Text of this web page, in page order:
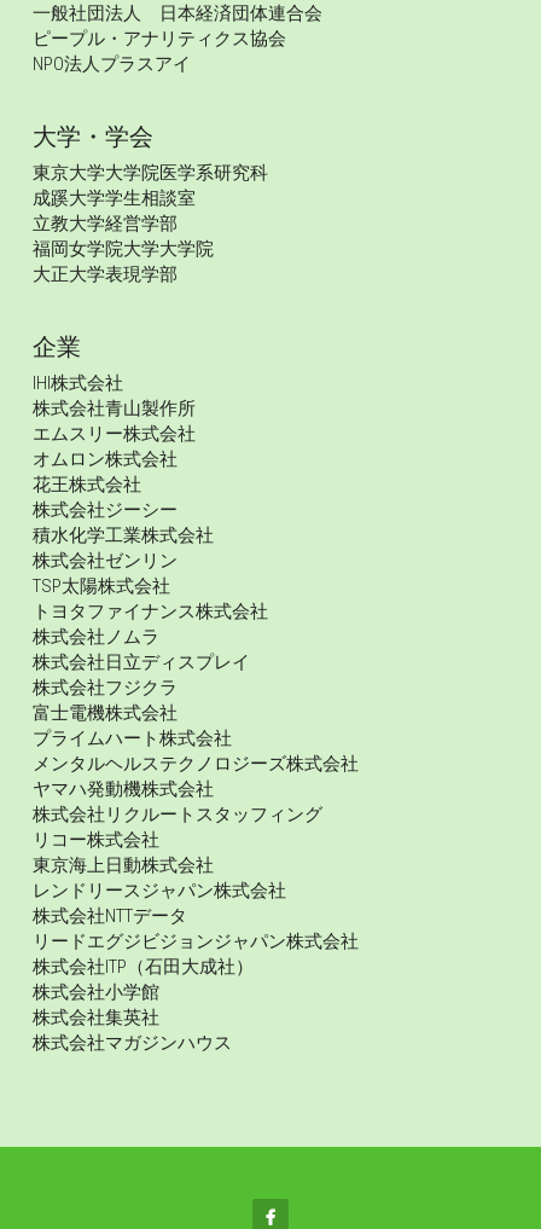
一般社団法人　日本経済団体連合会
ピープル・アナリティクス協会
NPO法人プラスアイ
大学・学会
東京大学大学院医学系研究科
成蹊大学学生相談室
立教大学経営学部
福岡女学院大学大学院
大正大学表現学部
企業
IHI株式会社
株式会社青山製作所
エムスリー株式会社
オムロン株式会社
花王株式会社
株式会社ジーシー
積水化学工業株式会社
株式会社ゼンリン
TSP太陽株式会社
トヨタファイナンス株式会社
株式会社ノムラ
株式会社日立ディスプレイ
株式会社フジクラ
富士電機株式会社
プライムハート株式会社
メンタルヘルステクノロジーズ株式会社
ヤマハ発動機株式会社
株式会社リクルートスタッフィング
リコー株式会社
東京海上日動株式会社
レンドリースジャパン株式会社
株式会社NTTデータ
リードエグジビジョンジャパン株式会社
株式会社ITP（石田大成社）
株式会社小学館
株式会社集英社
株式会社マガジンハウス